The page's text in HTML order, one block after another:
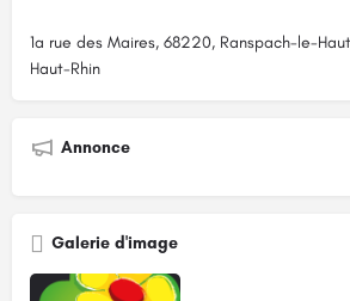
1a rue des Maires, 68220, Ranspach-le-
Haut-Rhin
Annonce
Galerie d'image